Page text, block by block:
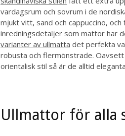
vardagsrum och sovrum i de
mjukt vitt, sand och cappuccino,
inredningsdetaljer som mattor har
varianter av ullmatta det perfekta
robusta och flermönstrade. Oavsett
orientalisk stil så är de alltid
Ullmattor för alla